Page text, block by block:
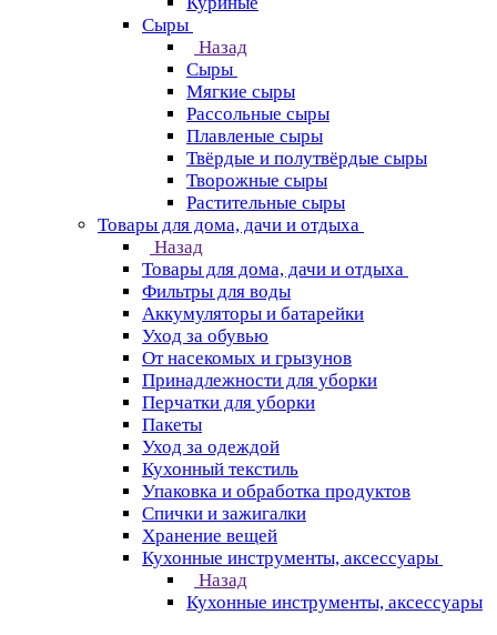
Сыры
Назад
Сыры
Мягкие сыры
Рассольные сыры
Плавленые сыры
Твёрдые и полутвёрдые сыры
Творожные сыры
Растительные сыры
Товары для дома, дачи и отдыха
Назад
Товары для дома, дачи и отдыха
Фильтры для воды
Аккумуляторы и батарейки
Уход за обувью
От насекомых и грызунов
Принадлежности для уборки
Перчатки для уборки
Пакеты
Уход за одеждой
Кухонный текстиль
Упаковка и обработка продуктов
Спички и зажигалки
Хранение вещей
Кухонные инструменты, аксессуары
Назад
Кухонные инструменты, аксессуары